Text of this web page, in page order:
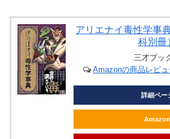
アリエナイ毒性学事
科別冊
三才ブッ
Amazonの商品レビ
詳細ペー
Amazon